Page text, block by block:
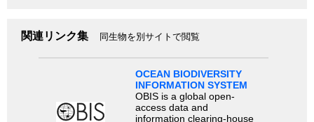
関連リンク集 同生物を別サイトで閲覧
OCEAN BIODIVERSITY
INFORMATION SYSTEM
OBIS is a global open-
access data and
information clearing-house